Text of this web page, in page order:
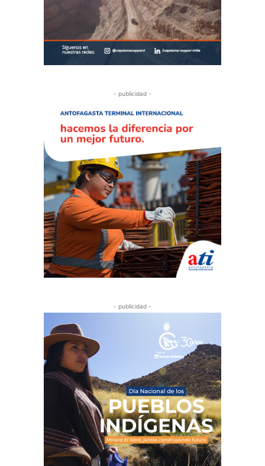
- publicidad -
- publicidad -